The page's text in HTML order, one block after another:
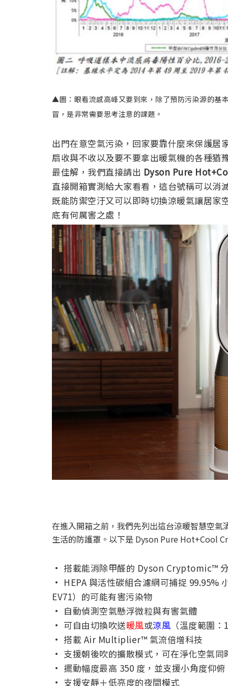
▲圖：眼看流感高峰又要到來，除了預防污染源的基
冒，是非常需要思考注意的課題。
出門在意空氣污染，回家要靠什麼來保護居
扇收與不收以及要不要拿出暖氣機的各種猶
最佳解，我們直接請出 Dyson Pure
直接開箱實測給大家看看，這台號稱可以消
既能防禦空汙又可以即時切換涼暖氣讓居家
底有何厲害之處！
在進入開箱之前，我們先列出這台涼暖智慧空
生活的防護罩。以下是 Dyson Pure Hot+Cool
· 搭載能消除甲醛的 Dyson Cryptomic™
· HEPA 與活性碳組合濾網可捕捉 99.95%
EV71）的可能有害污染物
· 自動偵測空氣懸浮微粒與有害氣體
· 可自由切換吹送暖風或涼風 （溫度範圍
· 搭載 Air Multiplier™ 氣流倍增科技
· 支援朝後吹的擴散模式，可在淨化空氣同
· 擺動幅度最高 350 度，並支援小角度仰俯
· 支援安靜＋低亮度的夜間模式